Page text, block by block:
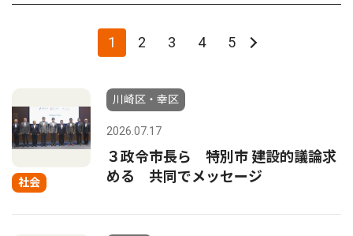
1 2 3 4 5
社会
川崎区・幸区
2026.07.17
３政令市長ら 特別市 建設的議論求
める 共同でメッセージ